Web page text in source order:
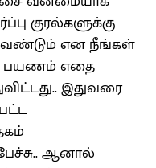
குரல்களுக்கு
என நீங்கள்
பயணம் எதை
இதுவரை
ஆனால்